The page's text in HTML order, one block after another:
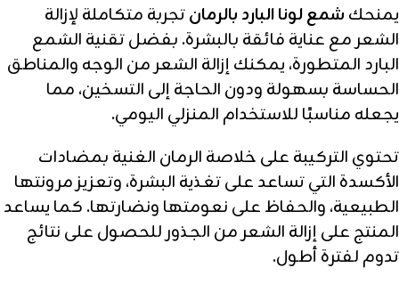
يمنحك شمع لونا البارد بالرمانتجربة متكاملة لإزالة
الشعر مع عناية فائقة بالبشرة. بفضل تقنية الشمع
البارد المتطورة، يمكنك إزالة الشعر من الوجه والمناطق
الحساسة بسهولة ودون الحاجة إلى التسخين، مما
يجعله مناسبًا للاستخدام المنزلي اليومي.
تحتوي التركيبة على خلاصة الرمان الغنية بمضادات
الأكسدة التي تساعد على تغذية البشرة، وتعزيز مرونتها
الطبيعية، والحفاظ على نعومتها ونضارتها. كما يساعد
المنتج على إزالة الشعر من الجذور للحصول على نتائج
تدوم لفترة أطول.